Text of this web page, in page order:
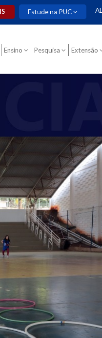
Estude na PUC
Ensino Pesquisa Extensão